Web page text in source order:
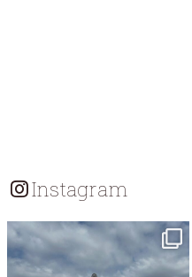
Instagram
tomohouseinc